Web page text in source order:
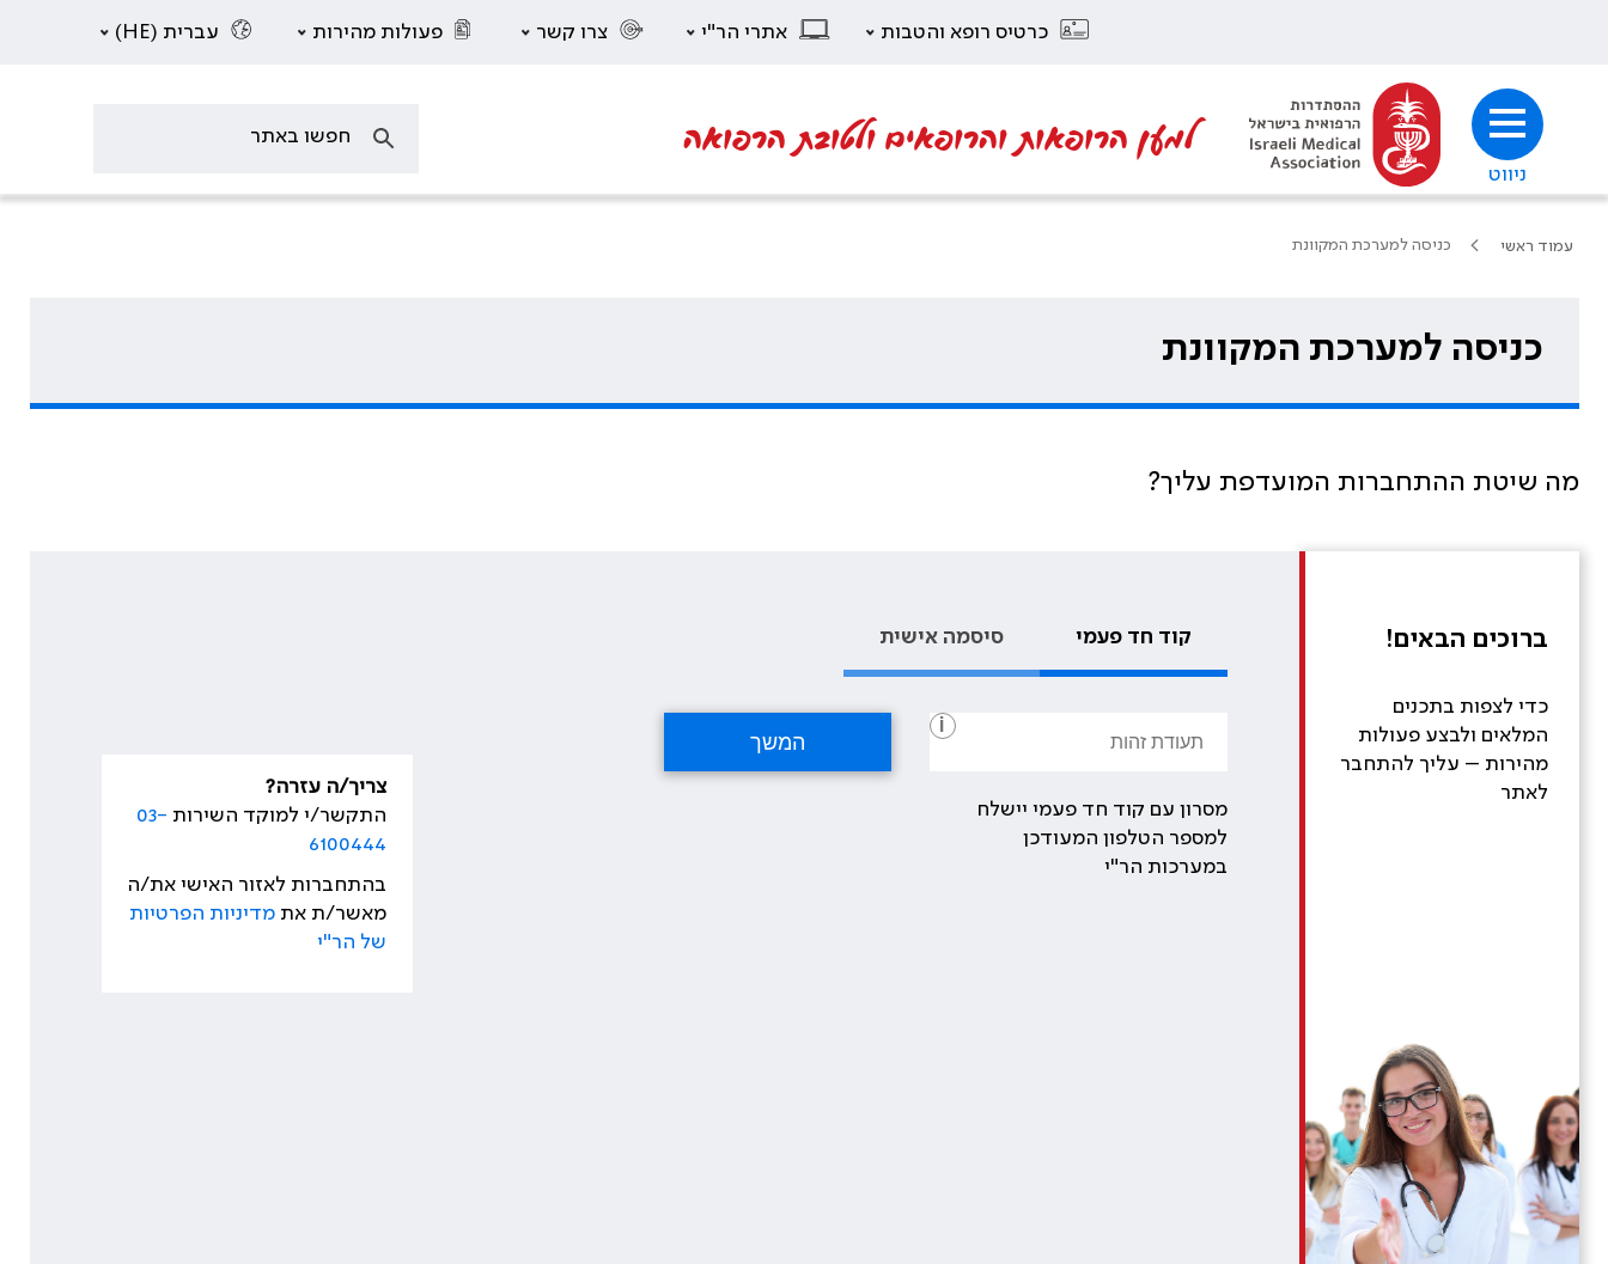
כרטיס רופא והטבות אתרי הר"י צרו קשר פעולות מהירות עברית (HE)
ניווט
למען הרופאות והרופאים ולטובת הרפואה
עמוד ראשי כניסה למערכת המקוונת
כניסה למערכת המקוונת
מה שיטת ההתחברות המועדפת עליך?
ברוכים הבאים!
כדי לצפות בתכנים
המלאים ולבצע פעולות
מהירות – עליך להתחבר
לאתר
קוד חד פעמי סיסמה אישית
i
מסרון עם קוד חד פעמי יישלח
למספר הטלפון המעודכן
במערכות הר"י
צריך/ה עזרה?
התקשר/י למוקד השירות 03-
6100444
בהתחברות לאזור האישי את/ה
מאשר/ת אתמדיניות הפרטיות
של הר"י